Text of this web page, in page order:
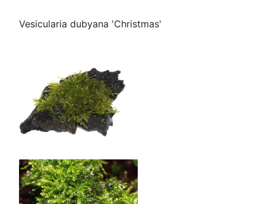
Vesicularia dubyana 'Christmas'